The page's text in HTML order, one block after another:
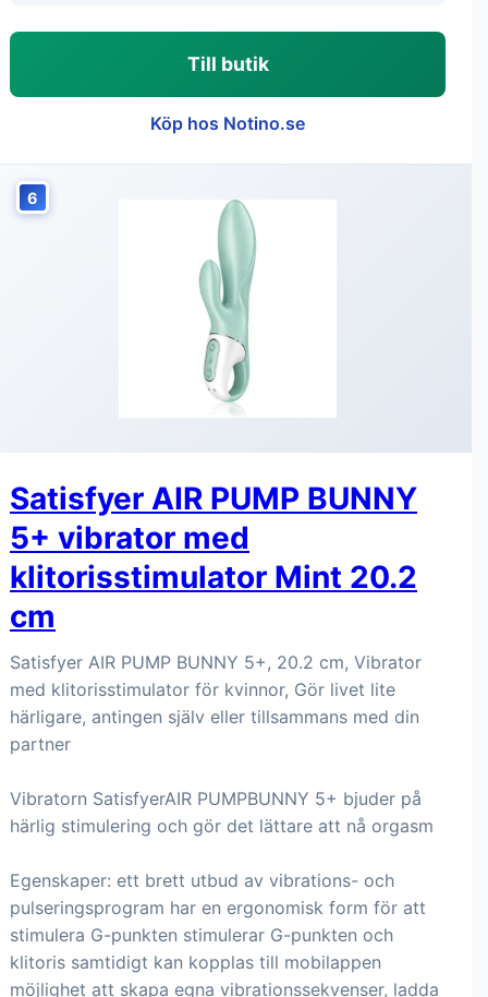
Till butik
Köp hos Notino.se
6
Satisfyer AIR PUMP BUNNY
5+ vibrator med
klitorisstimulator Mint 20.2
cm
Satisfyer AIR PUMP BUNNY 5+, 20.2 cm, Vibrator
med klitorisstimulator för kvinnor, Gör livet lite
härligare, antingen själv eller tillsammans med din
partner
Vibratorn SatisfyerAIR PUMPBUNNY 5+ bjuder på
härlig stimulering och gör det lättare att nå orgasm
Egenskaper: ett brett utbud av vibrations- och
pulseringsprogram har en ergonomisk form för att
stimulera G-punkten stimulerar G-punkten och
klitoris samtidigt kan kopplas till mobilappen
möjlighet att skapa egna vibrationssekvenser, ladda